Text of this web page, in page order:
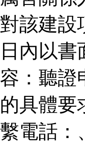
對該建設
日內以
容：聽證
的具體要
繫電話：